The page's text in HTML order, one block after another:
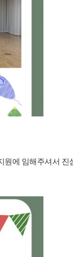
에 임해주셔서 진